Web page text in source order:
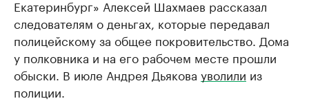
Екатеринбург» Алексей Шахмаев рассказал
следователям о деньгах, которые передавал
полицейскому за общее покровительство. Дома
у полковника и на его рабочем месте прошли
обыски. В июле Андрея Дьякова уволили из
полиции.